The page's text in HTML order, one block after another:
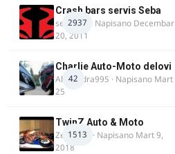
2937
Crash bars servis Seba
seba011 · Napisano Decembar
20, 2011
42
Charlie Auto-Moto delovi
Alexandra995 · Napisano Mart
25
1513
TwinZ Auto & Moto
Zeljkamp · Napisano Mart 9,
2018